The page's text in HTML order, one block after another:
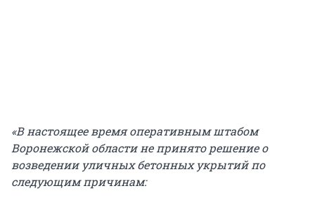
«В настоящее время оперативным штабом
Воронежской области не принято решение о
возведении уличных бетонных укрытий по
следующим причинам: